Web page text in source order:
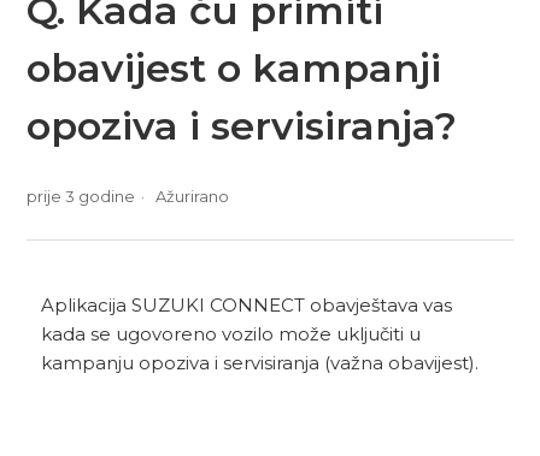
Q. Kada ću primiti
obavijest o kampanji
opoziva i servisiranja?
prije 3 godine Ažurirano
Aplikacija SUZUKI CONNECT obavještava vas
kada se ugovoreno vozilo može uključiti u
kampanju opoziva i servisiranja (važna obavijest).